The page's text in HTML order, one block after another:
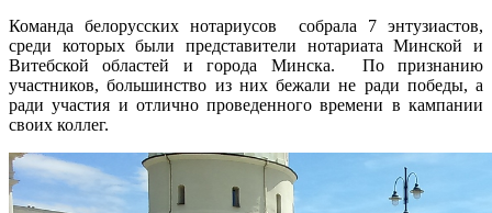
Команда белорусских нотариусов собрала 7 энтузиастов,
среди которых были представители нотариата Минской и
Витебской областей и города Минска. По признанию
участников, большинство из них бежали не ради победы, а
ради участия и отлично проведенного времени в кампании
своих коллег.